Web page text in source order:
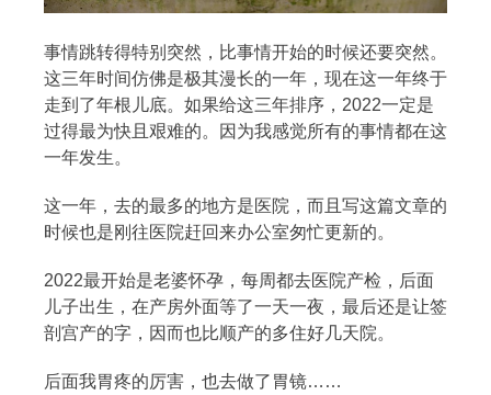
热门分类
生活 音乐 微博 故事 杂志
摄影
事情跳转得特别突然，比事情开始的时候还要突然。
这三年时间仿佛是极其漫长的一年，现在这一年终于
走到了年根儿底。如果给这三年排序，2022一定是
过得最为快且艰难的。因为我感觉所有的事情都在这
一年发生。
这一年，去的最多的地方是医院，而且写这篇文章的
时候也是刚往医院赶回来办公室匆忙更新的。
2022最开始是老婆怀孕，每周都去医院产检，后面
儿子出生，在产房外面等了一天一夜，最后还是让签
剖宫产的字，因而也比顺产的多住好几天院。
后面我胃疼的厉害，也去做了胃镜……